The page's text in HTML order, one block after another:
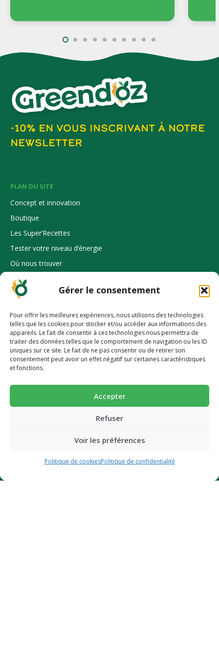
Gérer le consentement
Pour offrir les meilleures expériences, nous utilisons des technologies
telles que les cookies pour stocker et/ou accéder aux informations des
appareils. Le fait de consentir à ces technologies nous permettra de
traiter des données telles que le comportement de navigation ou les ID
uniques sur ce site. Le fait de ne pas consentir ou de retirer son
consentement peut avoir un effet négatif sur certaines caractéristiques
et fonctions.
Accepter
Refuser
Voir les préférences
Politique de cookiesPolitique de confidentialité
-10% EN VOUS INSCRIVANT À NOTRE
NEWSLETTER
PLAN DU SITE
Concept et innovation
Boutique
Les Super’Recettes
Tester votre niveau d’énergie
Où nous trouver
Espace Pro
INFORMATION
Mode d’emploi
FAQ
Dossier presse
Nos prix et distinctions
-10% pour découvrir une alimentation
Succombez à nos pains et biscuits ultra-gourmands et
super-nutritif.